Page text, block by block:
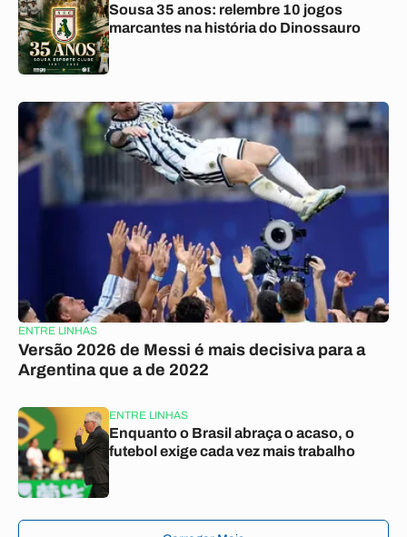
Sousa 35 anos: relembre 10 jogos
marcantes na história do Dinossauro
ENTRE LINHAS
Versão 2026 de Messi é mais decisiva para a
Argentina que a de 2022
ENTRE LINHAS
Enquanto o Brasil abraça o acaso, o
futebol exige cada vez mais trabalho